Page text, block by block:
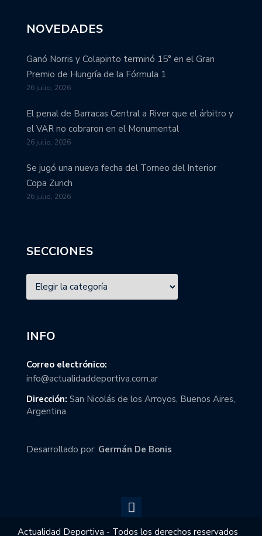
NOVEDADES
Ganó Norris y Colapinto terminó 15° en el Gran
Premio de Hungría de la Fórmula 1
26 julio, 2026
El penal de Barracas Central a River que el árbitro y
el VAR no cobraron en el Monumental
26 julio, 2026
Se jugó una nueva fecha del Torneo del Interior
Copa Zurich
26 julio, 2026
SECCIONES
INFO
Correo electrónico:
info@actualidaddeportiva.com.ar
Dirección: San Nicolás de los Arroyos, Buenos Aires,
Argentina
Desarrollado por: Germán De Bonis
Actualidad Deportiva - Todos los derechos reservados